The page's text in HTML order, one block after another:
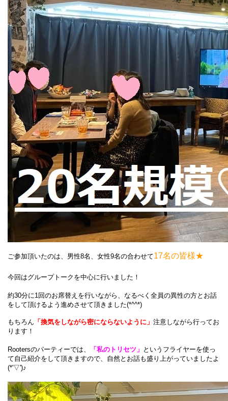
ご参加頂いたのは、男性8名、女性9名の合わせて17名の皆様★
今回はグループトークを中心に行いました！
約30分に1回のお席替えを行いながら、なるべく全員の異性の方とお話
をして頂けるよう進めさせて頂きました(*^^*)
もちろん 「換気をしながら密にならないように」 注意しながら行ってお
ります！
Rootersのパーティーでは、 「私のトリセツ」 というフライヤーを使っ
て自己紹介をして頂きますので、自然とお話も盛り上がっていましたよ
(*'▽')♪